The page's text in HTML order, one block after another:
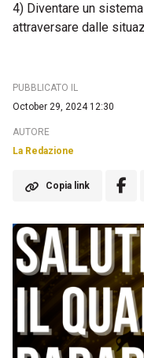
4) Diventare un
attraversare dalle
PUBBLICATO IL
October 29, 2024 12:30
AUTORE
La Redazione
Copia link